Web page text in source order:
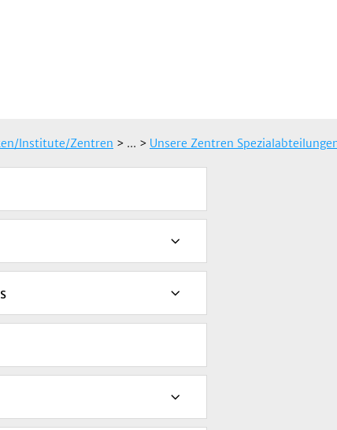
Institute/Zentren > ... > Unsere Zentren